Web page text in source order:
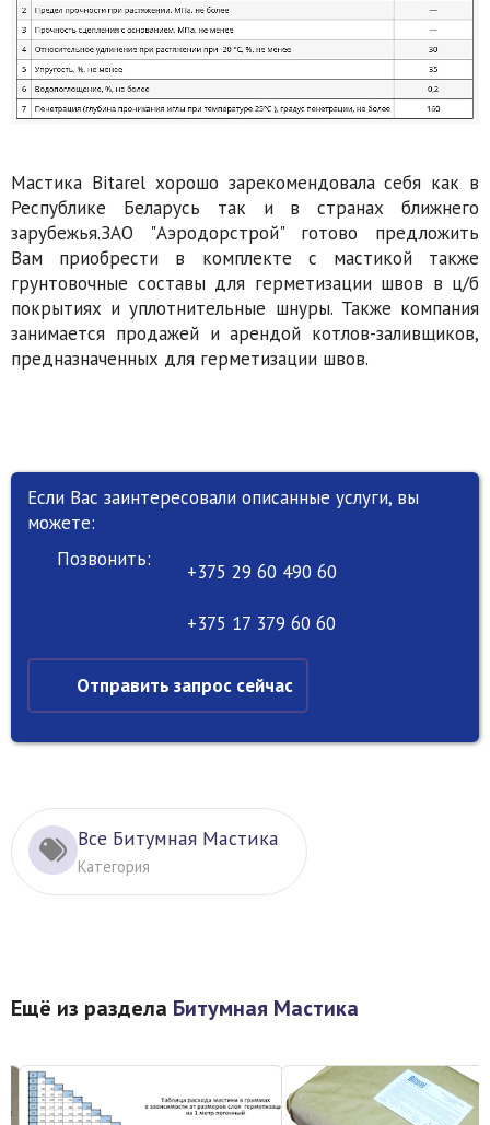
Мастика Bitarel хорошо зарекомендовала себя как в
Республике Беларусь так и в странах ближнего
зарубежья.ЗАО "Аэродорстрой" готово предложить
Вам приобрести в комплекте с мастикой также
грунтовочные составы для герметизации швов в ц/б
покрытиях и уплотнительные шнуры. Также компания
занимается продажей и арендой котлов-заливщиков,
предназначенных для герметизации швов.
Если Вас заинтересовали описанные услуги, вы
можете:
Позвонить:
+375 29 60 490 60
+375 17 379 60 60
Отправить запрос сейчас
Все Битумная Мастика
Категория
Ещё из раздела Битумная Мастика